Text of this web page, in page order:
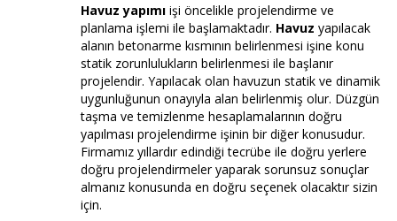
Havuz yapımı işi öncelikle projelendirme ve
planlama işlemi ile başlamaktadır. Havuz yapılacak
alanın betonarme kısmının belirlenmesi işine konu
statik zorunlulukların belirlenmesi ile başlanır
projelendir. Yapılacak olan havuzun statik ve dinamik
uygunluğunun onayıyla alan belirlenmiş olur. Düzgün
taşma ve temizlenme hesaplamalarının doğru
yapılması projelendirme işinin bir diğer konusudur.
Firmamız yıllardır edindiği tecrübe ile doğru yerlere
doğru projelendirmeler yaparak sorunsuz sonuçlar
almanız konusunda en doğru seçenek olacaktır sizin
için.